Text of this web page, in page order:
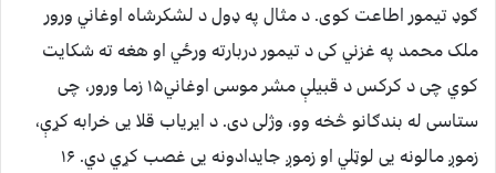
ګوډ تیمور اطاعت کوی. د مثال په ډول د لشکرشاه اوغاني ورور
ملک محمد په غزني کی د تیمور دربارته ورځي او هغه ته شکایت
کوي چی د کرکس د قبیلې مشر موسی اوغاني۱۵ زما ورور، چی
ستاسی له بندګانو څخه وو، وژلی دی. د ایریاب قلا یی خرابه کړې،
زموږ مالونه یی لوټلي او زموږ جایدادونه یی غصب کړي دي. ۱۶